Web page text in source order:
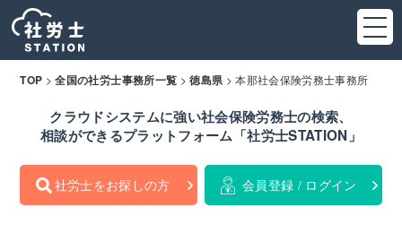
TOP >全国の社労士事務所一覧 >徳島県 >本那社会保険労務士事務所
クラウドシステムに強い社会保険労務士の検索、
相談ができるプラットフォーム「社労士STATION」
社労士をお探しの方 会員登録 / ログイン